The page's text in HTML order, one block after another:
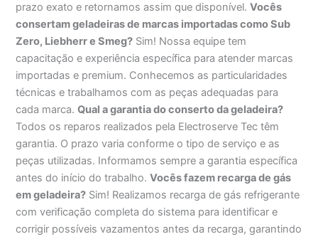
prazo exato e retornamos assim que disponível.Vocês
consertam geladeiras de marcas importadas como Sub
Zero, Liebherr e Smeg? Sim! Nossa equipe tem
capacitação e experiência específica para atender marcas
importadas e premium. Conhecemos as particularidades
técnicas e trabalhamos com as peças adequadas para
cada marca.Qual a garantia do conserto da geladeira?
Todos os reparos realizados pela Electroserve Tec têm
garantia. O prazo varia conforme o tipo de serviço e as
peças utilizadas. Informamos sempre a garantia específica
antes do início do trabalho.Vocês fazem recarga de gás
em geladeira? Sim! Realizamos recarga de gás refrigerante
com verificação completa do sistema para identificar e
corrigir possíveis vazamentos antes da recarga, garantindo